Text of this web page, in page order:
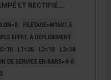
ET RECTIFIÉ,
FILETAGE=M16X1,5
EFFET, À DÉPLOIEMENT
L1=26 L2=10
L3=18
DE SERVICE EN BARS=4-6